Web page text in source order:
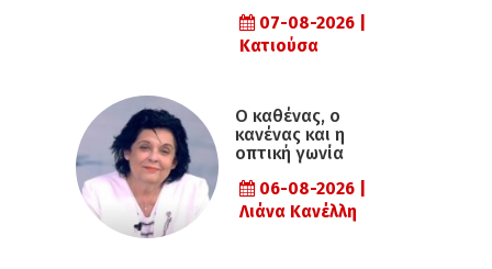
07-08-2026 |
Κατιούσα
Ο καθένας, ο
κανένας και η
οπτική γωνία
06-08-2026 |
Λιάνα Κανέλλη